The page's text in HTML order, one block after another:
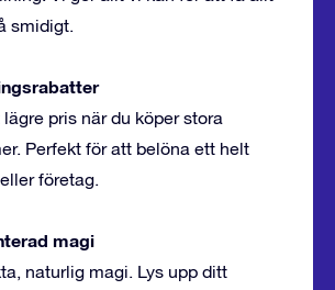
smidigt.
lägre pris när du köper stora
Perfekt för att belöna ett helt
företag.
magi
naturlig magi. Lys upp ditt